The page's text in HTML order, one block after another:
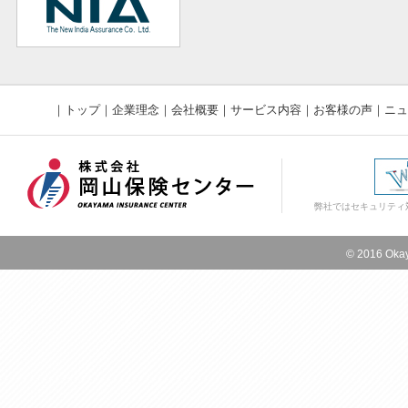
｜ トップ｜ 企業理念 ｜ 会社概要 ｜ サービス内容 ｜ お客様の声 ｜ ニ
弊社ではセキュリテ
© 2016